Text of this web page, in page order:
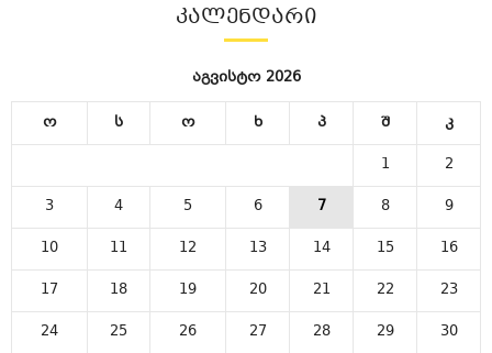
ᲙᲐᲚᲔᲜᲓᲐᲠᲘ
აგვისტო 2026
ო ს ო ხ პ შ
კ
1
2
3
4 5 6 7 8
9
10
11 12 13 14 15
16
17
18 19 20 21 22
23
24
25 26 27 28 29 30